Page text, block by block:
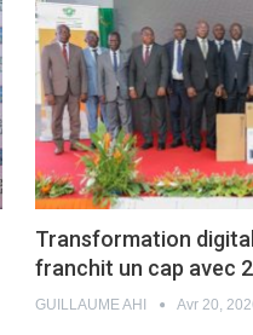
Transformation
franchit un cap avec
GUILLAUME AHI Avr 20,